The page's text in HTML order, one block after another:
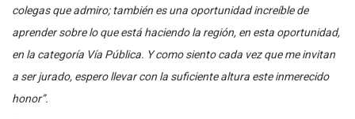
colegas que admiro; también es una oportunidad increíble de
aprender sobre lo que está haciendo la región, en esta oportunidad,
en la categoría Vía Pública. Y como siento cada vez que me invitan
a ser jurado, espero llevar con la suficiente altura este inmerecido
honor”.